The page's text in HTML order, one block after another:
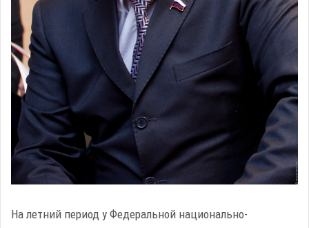
На летний период у Федеральной национально-